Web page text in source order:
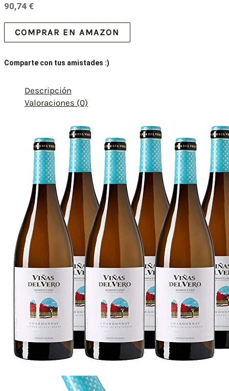
90,74 €
COMPRAR EN AMAZON
Comparte con tus amistades :)
Descripción
Valoraciones (0)